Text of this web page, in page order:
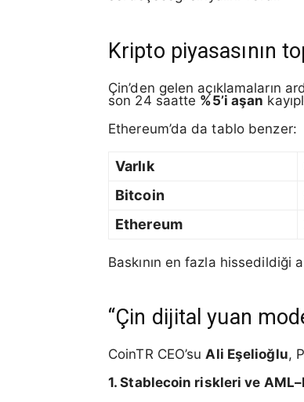
Kripto piyasasının
Çin’den gelen açıklamaların
son 24 saatte %5’i aşan
Ethereum’da da tablo benzer:
Varlık
Bitcoin
Ethereum
Baskının en fazla hissedildiği
“Çin dijital yuan
CoinTR CEO’suAli Eşelioğlu,
1. Stablecoin riskleri ve